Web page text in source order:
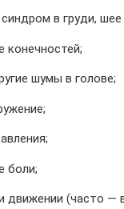
в груди, шее
конечностей;
шумы в голове;
боли;
движении (часто —